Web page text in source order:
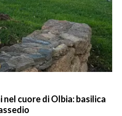
cuore di Olbia: basilica